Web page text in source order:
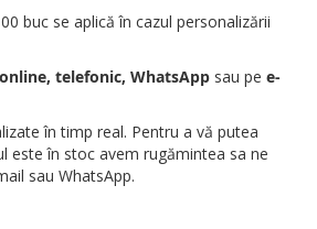
buc se aplică în cazul personalizării
online, telefonic, WhatsApp sau pe e-
în timp real. Pentru a vă putea
este în stoc avem rugămintea sa ne
sau WhatsApp.